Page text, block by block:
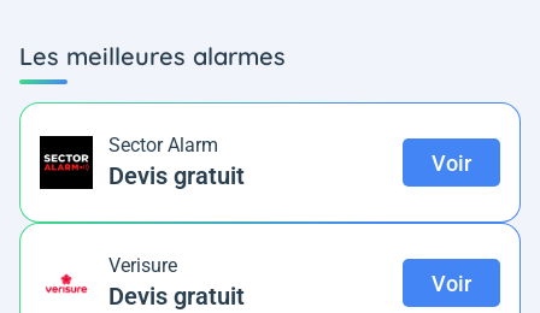
Les meilleures alarmes
Sector Alarm
Devis gratuit Voir
Verisure
Devis gratuit Voir